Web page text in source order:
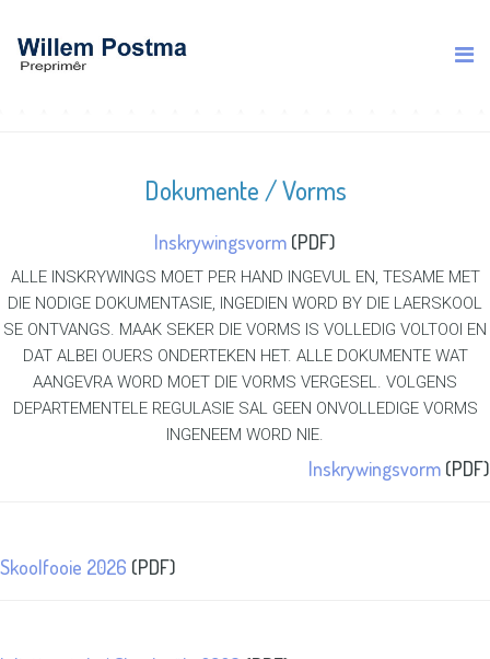
Dokumente / Vorms
Inskrywingsvorm (PDF)
ALLE INSKRYWINGS MOET PER HAND INGEVUL EN, TESAME MET
DIE NODIGE DOKUMENTASIE, INGEDIEN WORD BY DIE LAERSKOOL
SE ONTVANGS. MAAK SEKER DIE VORMS IS VOLLEDIG VOLTOOI EN
DAT ALBEI OUERS ONDERTEKEN HET. ALLE DOKUMENTE WAT
AANGEVRA WORD MOET DIE VORMS VERGESEL. VOLGENS
DEPARTEMENTELE REGULASIE SAL GEEN ONVOLLEDIGE VORMS
INGENEEM WORD NIE.
Inskrywingsvorm (PDF)
Skoolfooie 2026 (PDF)